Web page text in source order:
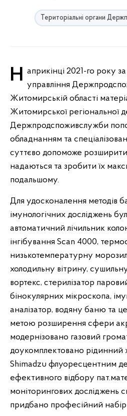
Територіальні органи
Наприкінці 2021-го року за сприяння Головного управління
Житомирській області
Житомирської регіональної
Держпродспоживслужби
обладнанням та
суттєво допоможе розширити
надаються та зробити їх
подальшому.
Для удосконалення методів
імунологічних досліджень
автоматичний лічильник
інгібування Scan 4000,
низькотемпературну
холодильну вітрину,
вортекс, стерилізатор
бінокулярних мікроскопа,
аналізатор, водяну баню та
метою розширення сфери
модернізовано газовий
доукомплектовано рідинний
Shimadzu флуоресцентним
ефективного відбору
моніторингових досліджень
придбано професійний набір